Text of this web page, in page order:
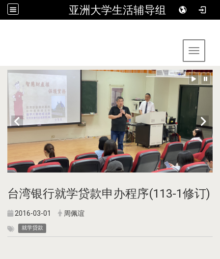
亚洲大学生活辅导组
Toggle
台湾银行就学贷款申办程序(113-1修订)
2016-03-01 周佩谊
就学贷款